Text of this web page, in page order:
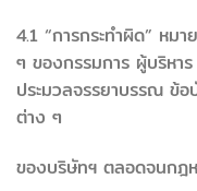
4.1 “การกระทำผิด” หมา
ๆ ของกรรมการ ผู้บริหา
ประมวลจรรยาบรรณ ข้อ
ต่าง ๆ
ของบริษัทฯ ตลอดจนกฎ